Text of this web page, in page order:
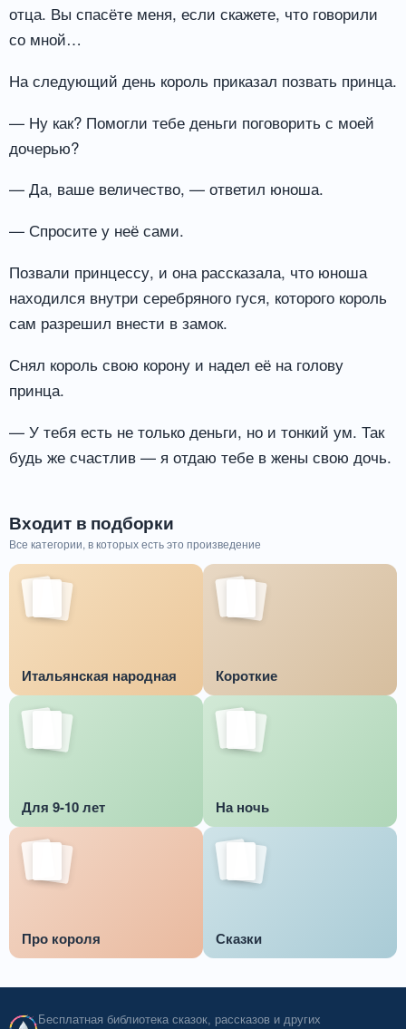
отца. Вы спасёте меня, если скажете, что говорили
со мной…
На следующий день король приказал позвать принца.
— Ну как? Помогли тебе деньги поговорить с моей
дочерью?
— Да, ваше величество, — ответил юноша.
— Спросите у неё сами.
Позвали принцессу, и она рассказала, что юноша
находился внутри серебряного гуся, которого король
сам разрешил внести в замок.
Снял король свою корону и надел её на голову
принца.
— У тебя есть не только деньги, но и тонкий ум. Так
будь же счастлив — я отдаю тебе в жены свою дочь.
Входит в подборки
Все категории, в которых есть это произведение
Итальянская народная Короткие
Для 9-10 лет На ночь
Про короля Сказки
Бесплатная библиотека сказок, рассказов и других